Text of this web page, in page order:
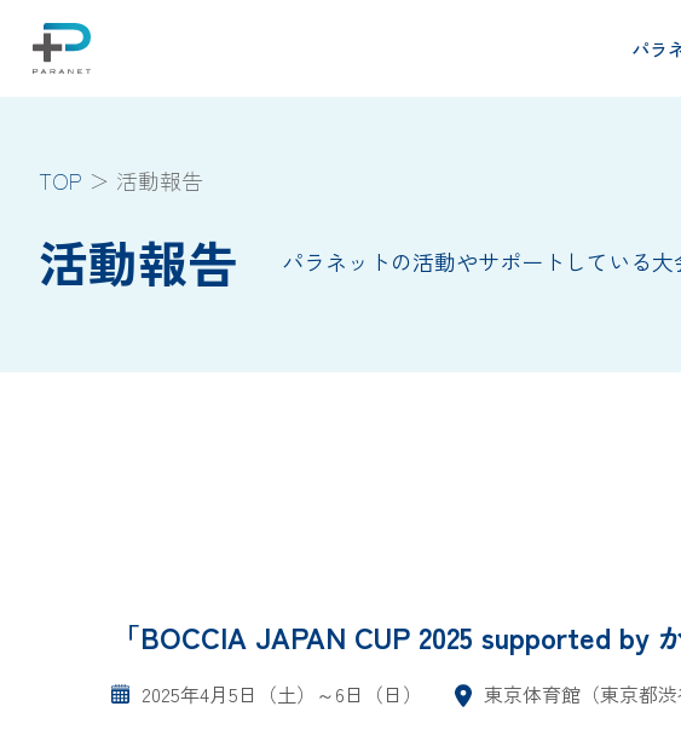
パラ
TOP 活動報告
活動報告 パラネットの活動やサポートしている大
「BOCCIA JAPAN CUP 2025 supported by
2025年4月5日（土）～6日（日） 東京体育館（東京都渋